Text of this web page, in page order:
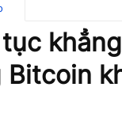
Bitcoin